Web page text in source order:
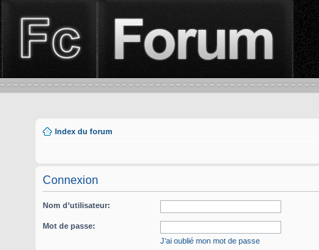
Index du forum
Connexion
Nom d’utilisateur:
Mot de passe:
J’ai oublié mon mot de passe